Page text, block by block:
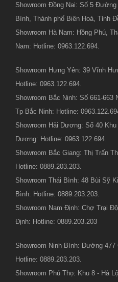
Showroom Đồng Nai: Số 5
Bình, Thành phố Biên Hoà, Tỉnh
Showroom Hà Nam: Hồng Phú,
Nam: Hotline: 0963.122.694.
Showroom Hưng Yên: 39 Vĩnh
Hotline: 0963.122.694.
Showroom Bắc Ninh: Số 661-663
Tp Bắc Ninh: Hotline:
Showroom Hải Dương: Số 40
Dương: Hotline: 0963.122.694.
Showroom Bắc Giang: Thị Trấn
Hotline: 0889.203.203.
Showroom Thái Bình: 48 Bùi Sỹ
Bình: Hotline: 0889.203.203.
Showroom Nam Định: Chợ Trại
Định: Hotline: 0889.203.203
Showroom Ninh Bình: Đường
Hotline: 0889.203.203.
Showroom Phú Thọ: Khu 8 - Hà